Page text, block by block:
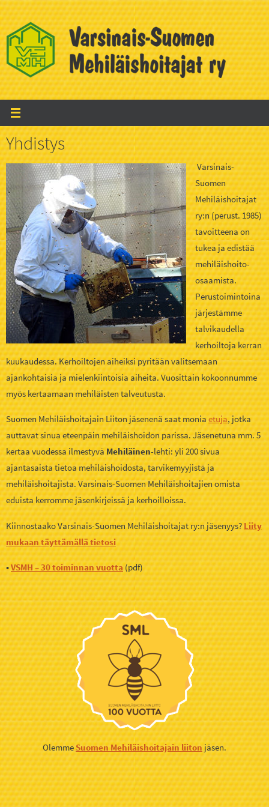
Skip
to
content
Yhdistys
Varsinais-
Suomen
Mehiläishoitajat
ry:n (perust. 1985)
tavoitteena on
tukea ja edistää
mehiläishoito-
osaamista.
Perustoimintoina
järjestämme
talvikaudella
kerhoiltoja kerran
kuukaudessa. Kerhoiltojen aiheiksi pyritään valitsemaan
ajankohtaisia ja mielenkiintoisia aiheita. Vuosittain kokoonnumme
myös kertaamaan mehiläisten talveutusta.
Suomen Mehiläishoitajain Liiton jäsenenä saat moniaetuja, jotka
auttavat sinua eteenpäin mehiläishoidon parissa. Jäsenetuna mm. 5
kertaa vuodessa ilmestyväMehiläinen-lehti: yli 200 sivua
ajantasaista tietoa mehiläishoidosta, tarvikemyyjistä ja
mehiläishoitajista. Varsinais-Suomen Mehiläishoitajien omista
eduista kerromme jäsenkirjeissä ja kerhoilloissa.
Kiinnostaako Varsinais-Suomen Mehiläishoitajat ry:n jäsenyys?Liity
mukaan täyttämällä tietosi
•VSMH – 30 toiminnan vuotta(pdf)
OlemmeSuomen Mehiläishoitajain liitonjäsen.